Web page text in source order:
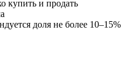
купить и продать
доля не более 10–15%